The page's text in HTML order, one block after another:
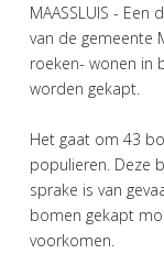
MAASSLUIS -
van de gemeente
roeken- wonen in
worden gekapt.
Het gaat om 43
populieren. Deze
sprake is van
bomen gekapt
voorkomen.